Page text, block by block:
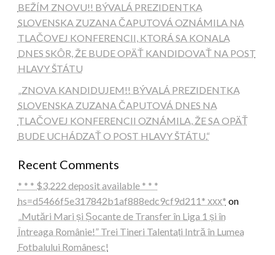
BEŽÍM ZNOVU!! BÝVALÁ PREZIDENTKA
SLOVENSKA ZUZANA ČAPUTOVÁ OZNÁMILA NA
TLAČOVEJ KONFERENCII, KTORÁ SA KONALA
DNES SKÔR, ŽE BUDE OPÄŤ KANDIDOVAŤ NA POST
HLAVY ŠTÁTU
„ZNOVA KANDIDUJEM!! BÝVALÁ PREZIDENTKA
SLOVENSKA ZUZANA ČAPUTOVÁ DNES NA
TLAČOVEJ KONFERENCII OZNÁMILA, ŽE SA OPÄŤ
BUDE UCHÁDZAŤ O POST HLAVY ŠTÁTU.“
Recent Comments
* * * $3,222 deposit available * * *
hs=d5466f5e317842b1af888edc9cf9d211* ххх* on
„Mutări Mari și Șocante de Transfer în Liga 1 și în
Întreaga Românie!” Trei Tineri Talentați Intră în Lumea
Fotbalului Românesc!